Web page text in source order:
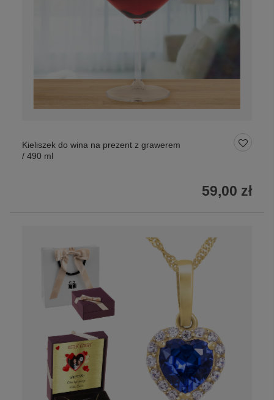
Kieliszek do wina na prezent z grawerem
/ 490 ml
59,00 zł